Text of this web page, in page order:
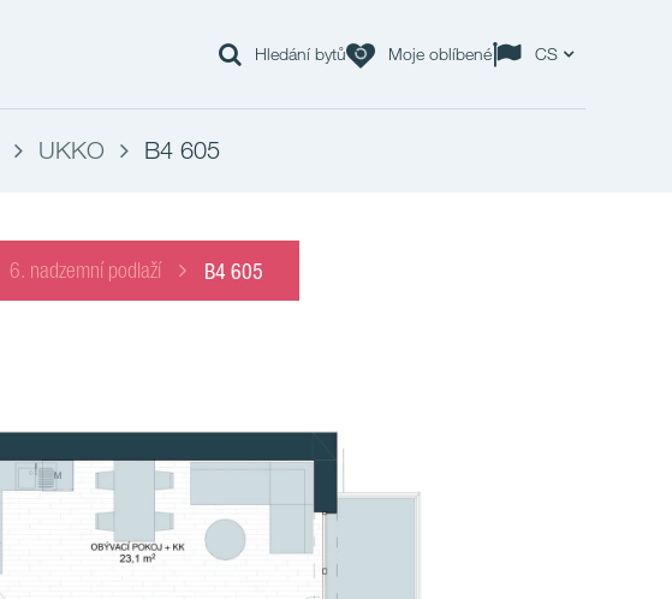
Hledání bytů Moje oblíbené CS
UKKO B4 605
6. nadzemní podlaží B4 605